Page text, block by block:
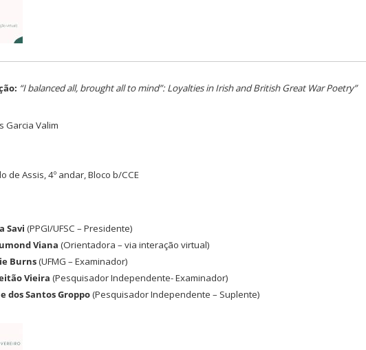
“I balanced all, brought all to mind”: Loyalties in Irish and British Great War Poetry”
Garcia Valim
de Assis, 4º andar, Bloco b/CCE
Savi (PPGI/UFSC – Presidente)
Viana (Orientadora – via interação virtual)
Burns(UFMG – Examinador)
Vieira (Pesquisador Independente- Examinador)
dos Santos Groppo(Pesquisador Independente – Suplente)